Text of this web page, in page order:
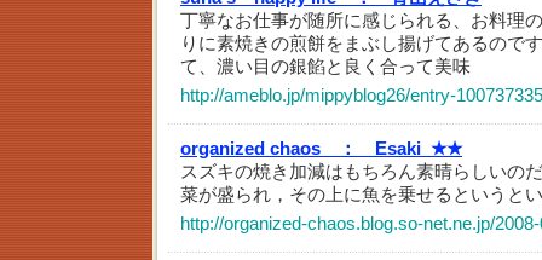
丁寧なお仕事が随所に感じられる、お料理
りに素焼きの煎餅をまぶし揚げてあるので
て、濃い目の銀餡と良く合って美味
http://ameblo.jp/mippyblog26/entry-
organized chaos ：
Esaki_★★
スズキの焼き加減はもちろん素晴らしいの
菜が盛られ，その上に魚を乗せるというと
http://organized-chaos.blog.so-net.ne.jp/